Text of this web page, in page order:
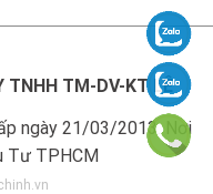
TNHH TM-DV-KT LÊ
ngày 21/03/2013. Nơi
Tư TPHCM